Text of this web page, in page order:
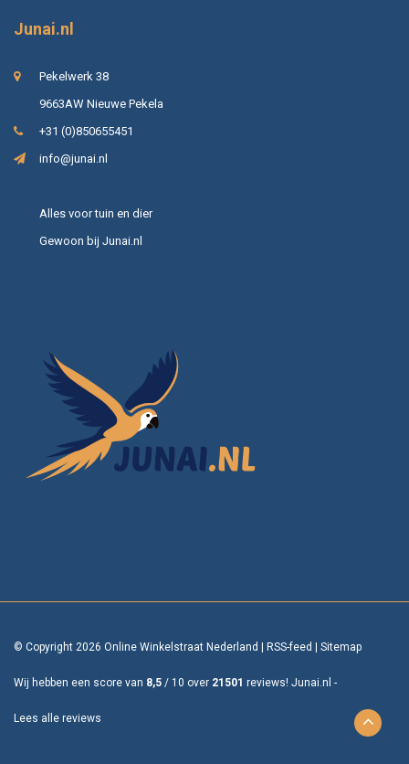
Junai.nl
Pekelwerk 38
9663AW Nieuwe Pekela
+31 (0)850655451
info@junai.nl
Alles voor tuin en dier
Gewoon bij Junai.nl
© Copyright 2026 Online Winkelstraat Nederland RSS-feed Sitemap
Wij hebben een score van 8,5 / 10 over 21501 reviews! Junai.nl -
Lees alle reviews